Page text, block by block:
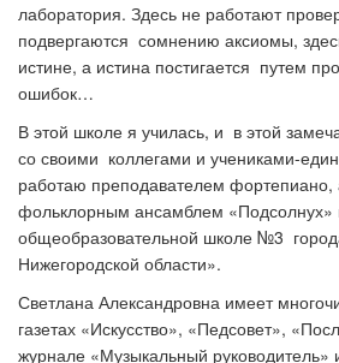
лаборатория. Здесь не работают
подвергаются сомнению аксиомы,
истине, а истина постигается путем
В этой школе я училась, и в этой
со своими коллегами и учениками-
работаю преподавателем фортепиано,
фольклорным ансамблем «Подсолнух»
общеобразовательной школе №3
Нижегородской области».
Светлана Александровна имеет
газетах «Искусство», «Педсовет»,
журнале «Музыкальный руководитель»